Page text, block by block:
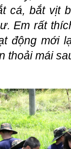
cá, bắt vịt
Em rất
động mới
thoải mái